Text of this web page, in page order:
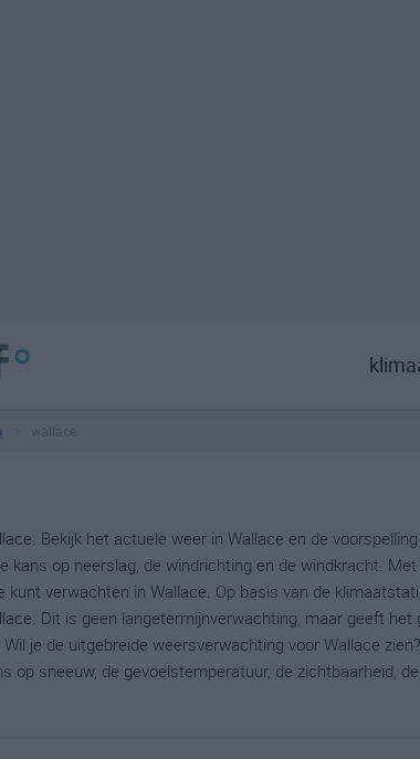
Bekijk het actuele weer in Wallace en de
kans op neerslag, de windrichting en de windkracht. Met
kunt verwachten in Wallace. Op basis van de
Dit is geen langetermijnverwachting, maar geeft het
je de uitgebreide weersverwachting voor Wallace
sneeuw, de gevoelstemperatuur, de zichtbaarheid,